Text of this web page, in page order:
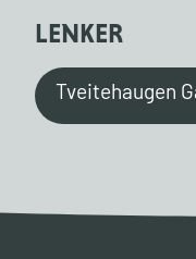
LENKER
Tveitehaugen